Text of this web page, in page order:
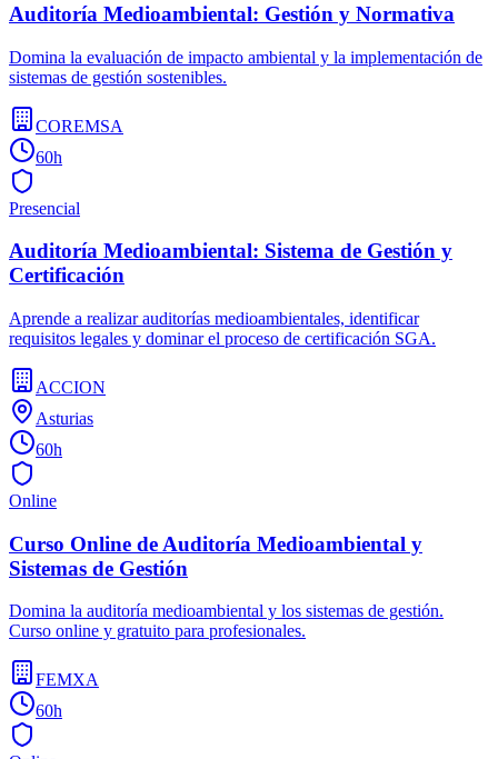
Auditoría Medioambiental: Gestión y Normativa
Domina la evaluación de impacto ambiental y la implementación de
sistemas de gestión sostenibles.
COREMSA
60h
Presencial
Auditoría Medioambiental: Sistema de Gestión y
Certificación
Aprende a realizar auditorías medioambientales, identificar
requisitos legales y dominar el proceso de certificación SGA.
ACCION
Asturias
60h
Online
Curso Online de Auditoría Medioambiental y
Sistemas de Gestión
Domina la auditoría medioambiental y los sistemas de gestión.
Curso online y gratuito para profesionales.
FEMXA
60h